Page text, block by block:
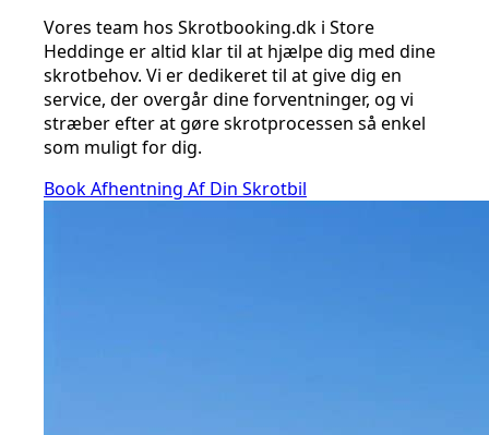
Vores team hos Skrotbooking.dk i Store
Heddinge er altid klar til at hjælpe dig med dine
skrotbehov. Vi er dedikeret til at give dig en
service, der overgår dine forventninger, og vi
stræber efter at gøre skrotprocessen så enkel
som muligt for dig.
Book Afhentning Af Din Skrotbil